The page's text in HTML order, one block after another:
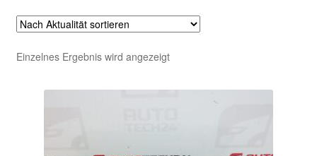
Einzelnes Ergebnis wird angezeigt